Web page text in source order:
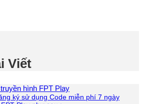
Viết
hình FPT Play
ký sử dụng Code miễn phí 7 ngày